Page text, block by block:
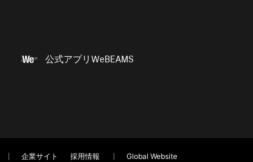
公式アプリWeBEAMS
企業サイト 採用情報 Global Website